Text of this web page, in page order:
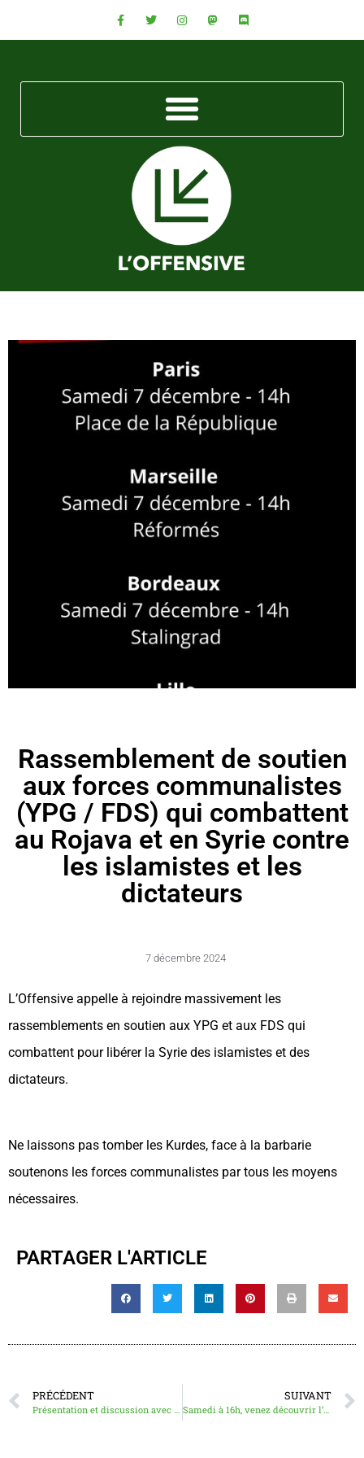
Rassemblement de soutien
aux forces communalistes
(YPG / FDS) qui combattent
au Rojava et en Syrie contre
les islamistes et les
dictateurs
7 décembre 2024
L’Offensive appelle à rejoindre massivement les
rassemblements en soutien aux YPG et aux FDS qui
combattent pour libérer la Syrie des islamistes et des
dictateurs.
Ne laissons pas tomber les Kurdes, face à la barbarie
soutenons les forces communalistes par tous les moyens
nécessaires.
PARTAGER L'ARTICLE
PRÉCÉDENT
Présentation et discussion avec Léopold Lambert autour de l’architecture du colonialisme de peuplement en Palestine
SUIVANT
Samedi à 16h, venez découvrir l’Offensive à Paris